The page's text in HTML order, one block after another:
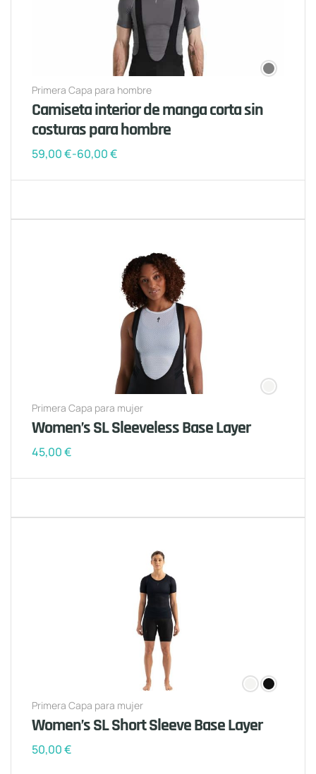
Primera Capa para hombre
Camiseta interior de manga corta sin
costuras para hombre
59,00€-60,00€
Primera Capa para mujer
Women’s SL Sleeveless Base Layer
45,00€
Primera Capa para mujer
Women’s SL Short Sleeve Base Layer
50,00€